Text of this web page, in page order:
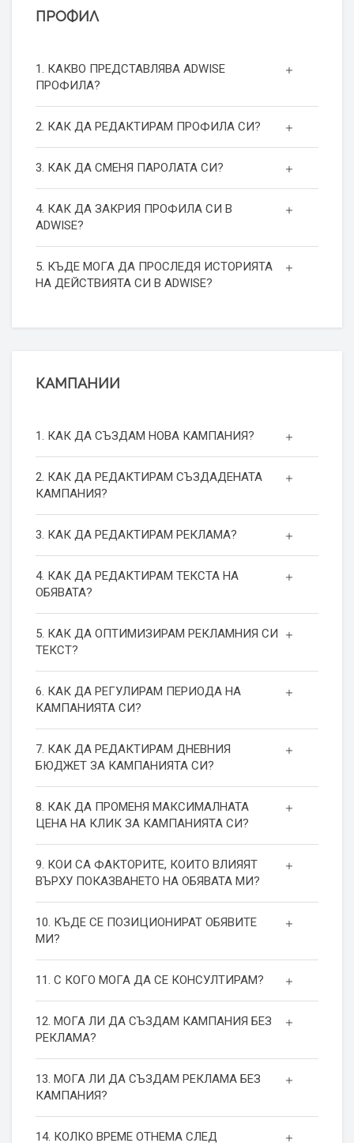
ПРОФИЛ
1. КАКВО ПРЕДСТАВЛЯВА ADWISE
ПРОФИЛА?
2. КАК ДА РЕДАКТИРАМ ПРОФИЛА СИ?
3. КАК ДА СМЕНЯ ПАРОЛАТА СИ?
4. КАК ДА ЗАКРИЯ ПРОФИЛА СИ В
ADWISE?
5. КЪДЕ МОГА ДА ПРОСЛЕДЯ ИСТОРИЯТА
НА ДЕЙСТВИЯТА СИ В ADWISE?
КАМПАНИИ
1. КАК ДА СЪЗДАМ НОВА КАМПАНИЯ?
2. КАК ДА РЕДАКТИРАМ СЪЗДАДЕНАТА
КАМПАНИЯ?
3. КАК ДА РЕДАКТИРАМ РЕКЛАМА?
4. КАК ДА РЕДАКТИРАМ ТЕКСТА НА
ОБЯВАТА?
5. КАК ДА ОПТИМИЗИРАМ РЕКЛАМНИЯ СИ
ТЕКСТ?
6. КАК ДА РЕГУЛИРАМ ПЕРИОДА НА
КАМПАНИЯТА СИ?
7. КАК ДА РЕДАКТИРАМ ДНЕВНИЯ
БЮДЖЕТ ЗА КАМПАНИЯТА СИ?
8. КАК ДА ПРОМЕНЯ МАКСИМАЛНАТА
ЦЕНА НА КЛИК ЗА КАМПАНИЯТА СИ?
9. КОИ СА ФАКТОРИТЕ, КОИТО ВЛИЯЯТ
ВЪРХУ ПОКАЗВАНЕТО НА ОБЯВАТА МИ?
10. КЪДЕ СЕ ПОЗИЦИОНИРАТ ОБЯВИТЕ
МИ?
11. С КОГО МОГА ДА СЕ КОНСУЛТИРАМ?
12. МОГА ЛИ ДА СЪЗДАМ КАМПАНИЯ БЕЗ
РЕКЛАМА?
13. МОГА ЛИ ДА СЪЗДАМ РЕКЛАМА БЕЗ
КАМПАНИЯ?
14. КОЛКО ВРЕМЕ ОТНЕМА СЛЕД